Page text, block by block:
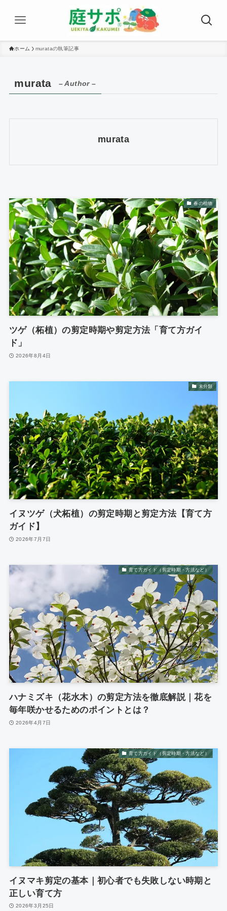
ホーム murataの執筆記事
murata – Author –
murata
春の植物
ツゲ（柘植）の剪定時期や剪定方法「育て方ガイ
ド」
2026年8月4日
未分類
イヌツゲ（犬柘植）の剪定時期と剪定方法【育て方
ガイド】
2026年7月7日
育て方ガイド（剪定時期・方法など）
ハナミズキ（花水木）の剪定方法を徹底解説｜花を
毎年咲かせるためのポイントとは？
2026年4月7日
育て方ガイド（剪定時期・方法など）
イヌマキ剪定の基本｜初心者でも失敗しない時期と
正しい育て方
2026年3月25日